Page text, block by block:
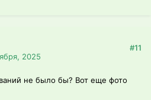
2025
#11
не было бы? Вот еще фото